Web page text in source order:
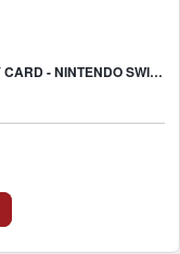
ONIMUSHA: WAY OF THE SWORD - GAME-KEY CARD - NINTENDO SWITCH 2